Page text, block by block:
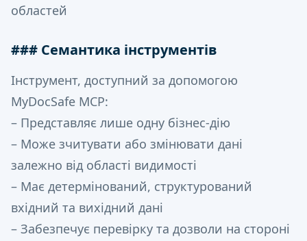
областей
### Семантика інструментів
Інструмент, доступний за допомогою
MyDocSafe MCP:
– Представляє лише одну бізнес-дію
– Може зчитувати або змінювати дані
залежно від області видимості
– Має детермінований, структурований
вхідний та вихідний дані
– Забезпечує перевірку та дозволи на стороні